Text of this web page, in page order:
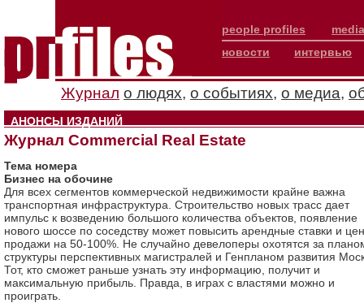
people profiles
новости
интервью
Журнал о людях, о событиях, о медиа,
АНОНСЫ ИЗДАНИЙ
Журнал Commercial Real Estate
Тема номера
Бизнес на обочине
Для всех сегментов коммерческой недвижимости крайне важна
транспортная инфраструктура. Строительство новых трасс дает
импульс к возведению большого количества объектов, появление
нового шоссе по соседству может повысить арендные ставки и
продажи на 50-100%. Не случайно девелоперы охотятся за
структуры перспективных магистралей и Генпланом развития
Тот, кто сможет раньше узнать эту информацию, получит и
максимальную прибыль. Правда, в играх с властями можно и
проиграть.